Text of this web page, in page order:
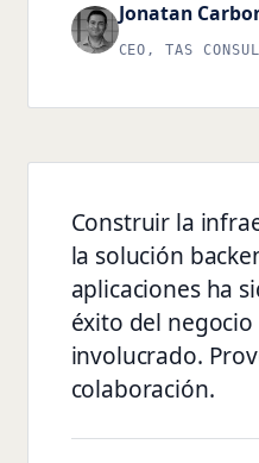
Jonatan
CEO, TAS
Construir la
la solución
aplicaciones ha
éxito del
involucrado.
colaboración.